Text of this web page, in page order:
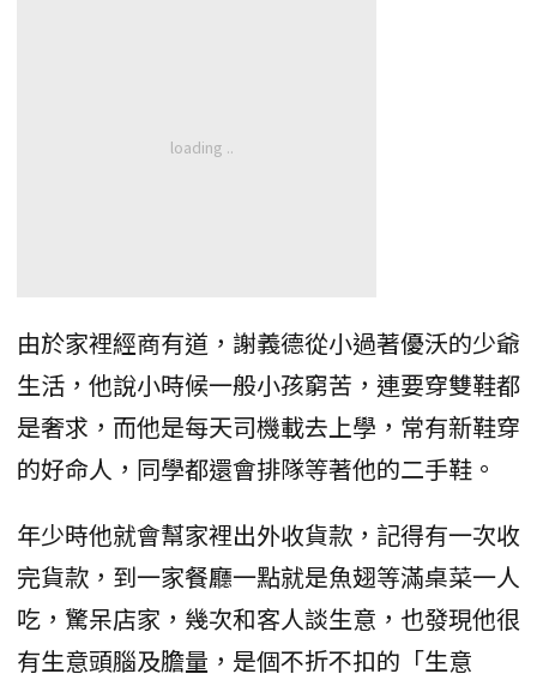
由於家裡經商有道，謝義德從小過著優沃的少爺
生活，他說小時候一般小孩窮苦，連要穿雙鞋都
是奢求，而他是每天司機載去上學，常有新鞋穿
的好命人，同學都還會排隊等著他的二手鞋。
年少時他就會幫家裡出外收貨款，記得有一次收
完貨款，到一家餐廳一點就是魚翅等滿桌菜一人
吃，驚呆店家，幾次和客人談生意，也發現他很
有生意頭腦及膽量，是個不折不扣的「生意